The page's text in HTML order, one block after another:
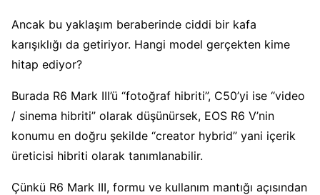
Ancak bu yaklaşım beraberinde ciddi bir kafa
karışıklığı da getiriyor. Hangi model gerçekten kime
hitap ediyor?
Burada R6 Mark III’ü “fotoğraf hibriti”, C50’yi ise “video
/ sinema hibriti” olarak düşünürsek, EOS R6 V’nin
konumu en doğru şekilde “creator hybrid” yani içerik
üreticisi hibriti olarak tanımlanabilir.
Çünkü R6 Mark III, formu ve kullanım mantığı açısından